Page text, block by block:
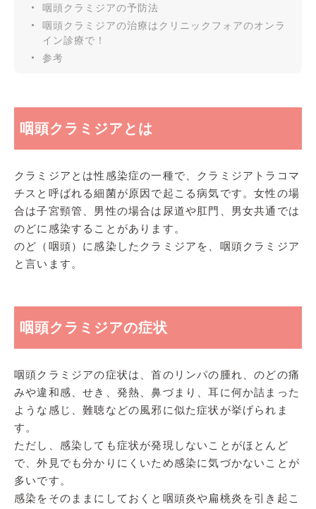
咽頭クラミジアの予防法
咽頭クラミジアの治療はクリニックフォアのオンラ
イン診療で！
参考
咽頭クラミジアとは
クラミジアとは性感染症の一種で、クラミジアトラコマ
チスと呼ばれる細菌が原因で起こる病気です。女性の場
合は子宮頸管、男性の場合は尿道や肛門、男女共通では
のどに感染することがあります。
のど（咽頭）に感染したクラミジアを、咽頭クラミジア
と言います。
咽頭クラミジアの症状
咽頭クラミジアの症状は、首のリンパの腫れ、のどの痛
みや違和感、せき、発熱、鼻づまり、耳に何か詰まった
ような感じ、難聴などの風邪に似た症状が挙げられま
す。
ただし、感染しても症状が発現しないことがほとんど
で、外見でも分かりにくいため感染に気づかないことが
多いです。
感染をそのままにしておくと咽頭炎や扁桃炎を引き起こ